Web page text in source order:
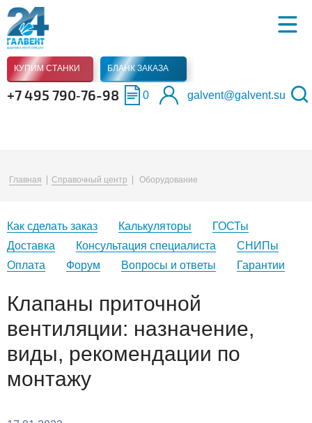
КУПИМ СТАНКИ БЛАНК ЗАКАЗА
+7 495 790‑76-98 0 galvent@galvent.su
Главная Справочный центр Оборудование
Как сделать заказ Калькуляторы
ГОСТы
Доставка
Консультация специалиста
СНИПы
Оплата
Форум Вопросы и ответы Гарантии
Клапаны приточной
вентиляции: назначение,
виды, рекомендации по
монтажу